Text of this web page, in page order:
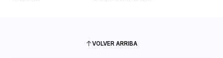
VOLVER ARRIBA